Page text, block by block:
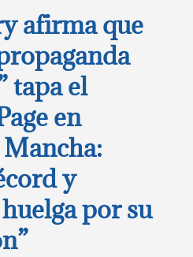
afirma que
tapa el
en
y
por su